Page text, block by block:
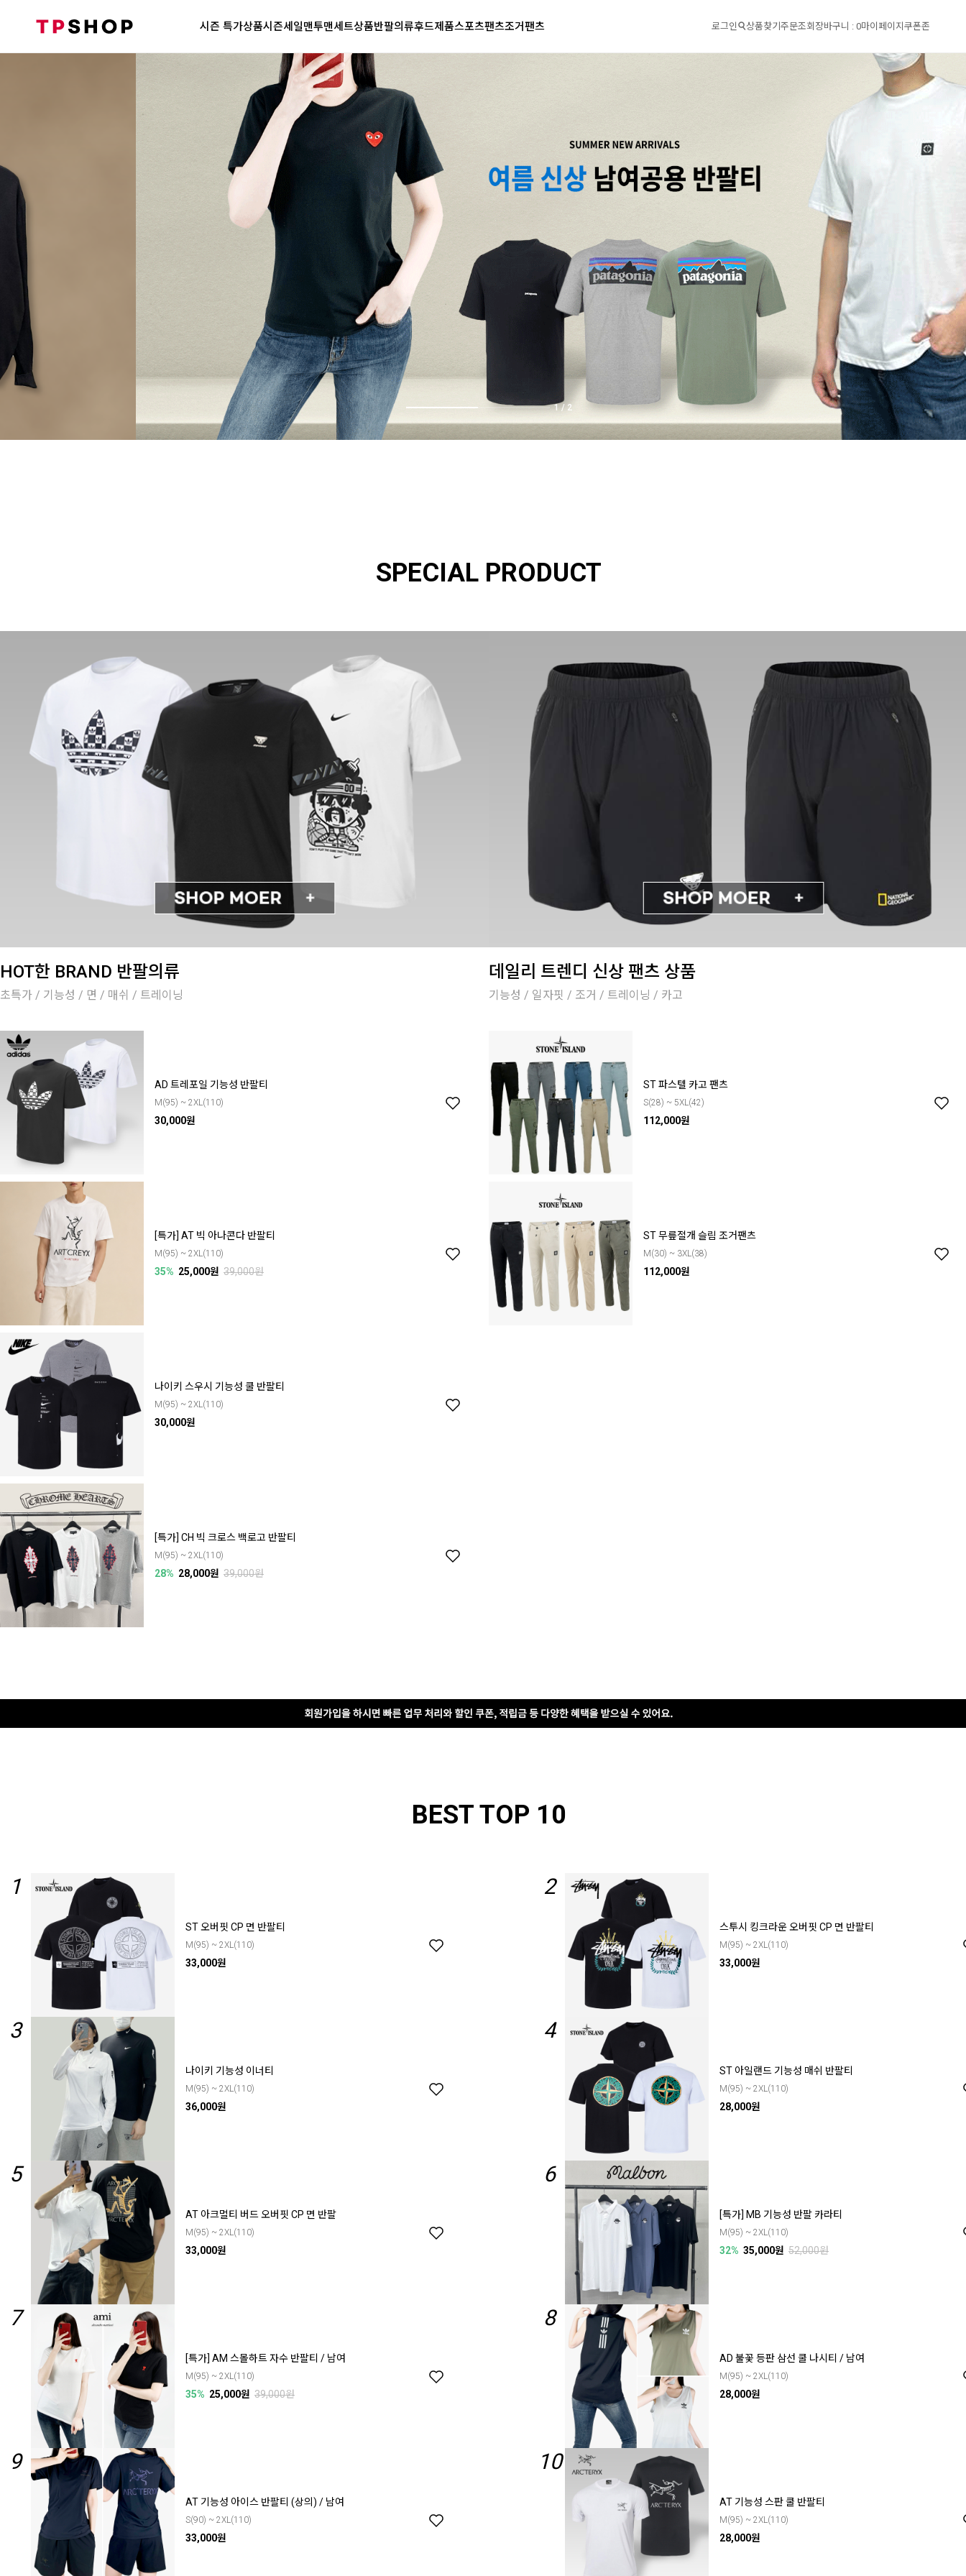
시즌 특가상품시즌세일맨투맨세트상품반팔의류후드제품스포츠팬츠조거팬츠 로그인 상품찾기주문조회장바구니 : 0마이페이지쿠폰존
1/2
SPECIAL PRODUCT
HOT한 BRAND 반팔의류
초특가 / 기능성 / 면 / 매쉬 / 트레이닝
AD 트레포일 기능성 반팔티
M(95) ~ 2XL(110)
30,000원
[특가] AT 빅 아나콘다 반팔티
M(95) ~ 2XL(110)
35% 25,000원 39,000원
나이키 스우시 기능성 쿨 반팔티
M(95) ~ 2XL(110)
30,000원
[특가] CH 빅 크로스 백로고 반팔티
M(95) ~ 2XL(110)
28% 28,000원 39,000원
데일리 트렌디 신상 팬츠 상품
기능성 / 일자핏 / 조거 / 트레이닝 / 카고
ST 파스텔 카고 팬츠
S(28) ~ 5XL(42)
112,000원
ST 무릎절개 슬림 조거팬츠
M(30) ~ 3XL(38)
112,000원
BEST TOP 10
1
ST 오버핏 CP 면 반팔티
M(95) ~ 2XL(110)
33,000원
2
스투시 킹크라운 오버핏 CP 면 반팔티
M(95) ~ 2XL(110)
33,000원
3
나이키 기능성 이너티
M(95) ~ 2XL(110)
36,000원
4
ST 아일랜드 기능성 매쉬 반팔티
M(95) ~ 2XL(110)
28,000원
5
AT 아크멀티 버드 오버핏 CP 면 반팔
M(95) ~ 2XL(110)
33,000원
6
[특가] MB 기능성 반팔 카라티
M(95) ~ 2XL(110)
32% 35,000원 52,000원
7
[특가] AM 스몰하트 자수 반팔티 / 남여
M(95) ~ 2XL(110)
35% 25,000원 39,000원
8
AD 불꽃 등판 삼선 쿨 나시티 / 남여
M(95) ~ 2XL(110)
28,000원
9
AT 기능성 아이스 반팔티 (상의) / 남여
S(90) ~ 2XL(110)
33,000원
10
AT 기능성 스판 쿨 반팔티
M(95) ~ 2XL(110)
28,000원